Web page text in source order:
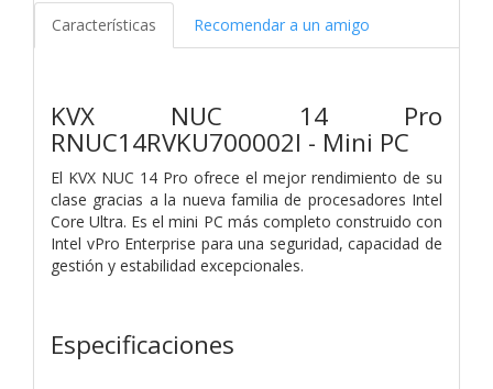
Características Recomendar a un amigo
KVX NUC 14 Pro
RNUC14RVKU700002I - Mini PC
El KVX NUC 14 Pro ofrece el mejor rendimiento de su
clase gracias a la nueva familia de procesadores Intel
Core Ultra. Es el mini PC más completo construido con
Intel vPro Enterprise para una seguridad, capacidad de
gestión y estabilidad excepcionales.
Especificaciones